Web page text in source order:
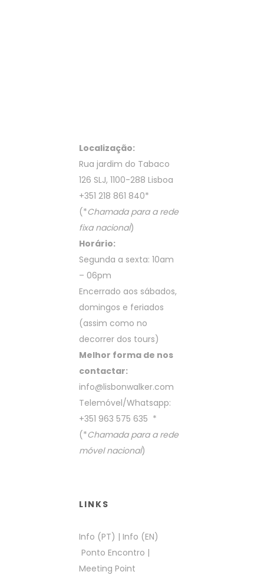
Localização:
Rua jardim do Tabaco
126 SLJ, 1100-288 Lisboa
+351 218 861 840*
(*Chamada para a rede
fixa nacional)
Horário:
Segunda a sexta: 10am
– 06pm
Encerrado aos sábados,
domingos e feriados
(assim como no
decorrer dos tours)
Melhor forma de nos
contactar:
info@lisbonwalker.com
Telemóvel/Whatsapp:
+351 963 575 635 *
(*Chamada para a rede
móvel nacional)
LINKS
Info (PT) | Info (EN)
Ponto Encontro |
Meeting Point